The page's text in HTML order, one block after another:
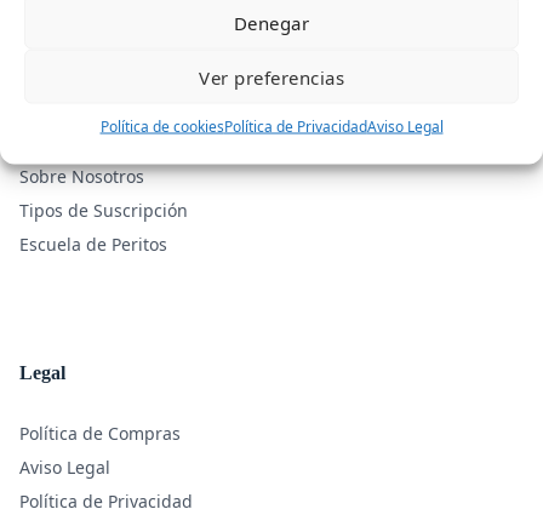
Denegar
Ver preferencias
Política de cookiesPolítica de PrivacidadAviso Legal
La Comunidad
Sobre Nosotros
Tipos de Suscripción
Escuela de Peritos
Legal
Política de Compras
Aviso Legal
Política de Privacidad